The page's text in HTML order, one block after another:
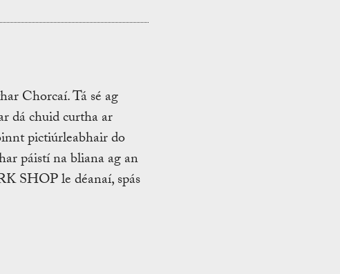
Chorcaí. Tá sé ag
dá chuid curtha ar
pictiúrleabhair do
páistí na bliana ag an
SHOP le déanaí, spás